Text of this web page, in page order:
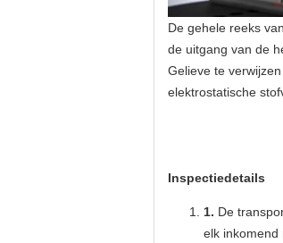
De gehele reeks
de uitgang van de
Gelieve te
elektrostatische
Inspectiedetails
1. De
elk inkomend